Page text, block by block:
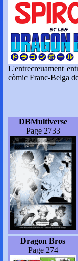
L'entrecreuament
còmic Franc-Belga
DBMultiverse
Page 2733
Dragon Bros
Page 274